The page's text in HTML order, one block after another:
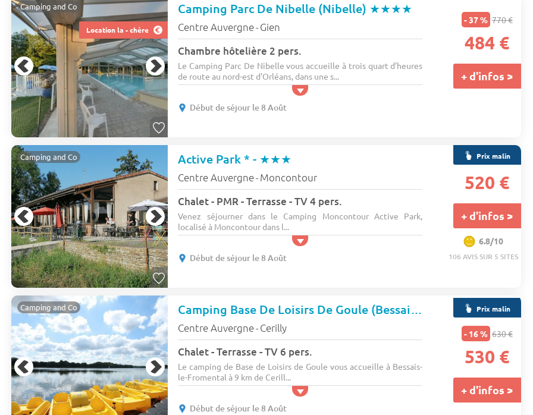
Location la - chère
Camping and Co Camping Parc De Nibelle (Nibelle) ★★★★
Centre Auvergne- Gien
Chambre hôtelière 2 pers.
Le Camping Parc De Nibelle vous accueille à trois quart d’heures
de route au nord-est d’Orléans, dans une s...
Début de séjour le 8 Août
- 37 % 770 €
484 €
+ d'infos >
Camping and Co Active Park * - ★★★
Centre Auvergne- Moncontour
Chalet - PMR - Terrasse - TV 4 pers.
Venez séjourner dans le Camping Moncontour Active Park,
localisé à Moncontour dans l...
Début de séjour le 8 Août
Prix malin
520 €
+ d'infos >
6.8/10
106 AVIS SUR 5 SITES
Camping and Co Camping Base De Loisirs De Goule (Bessais-le-Fromental à 9 km)
Centre Auvergne- Cerilly
Chalet - Terrasse - TV 6 pers.
Le camping de Base de Loisirs de Goule vous accueille à Bessais-
le-Fromental à 9 km de Cerill...
Début de séjour le 8 Août
Prix malin
- 16 % 630 €
530 €
+ d'infos >